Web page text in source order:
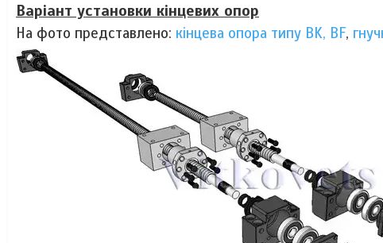
Варіант установки кінцевих опор
На фото представлено: кінцева опора типу BK, BF,